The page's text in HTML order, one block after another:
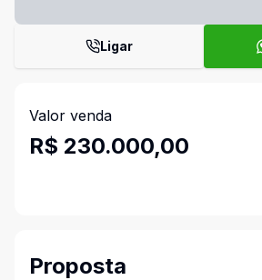
Ligar
Valor venda
R$ 230.000,00
Proposta